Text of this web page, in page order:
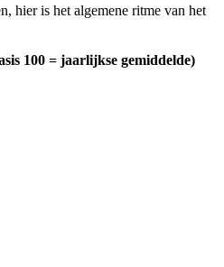
hier is het algemene ritme van het
100 = jaarlijkse gemiddelde)